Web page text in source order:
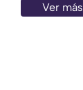
Ver más